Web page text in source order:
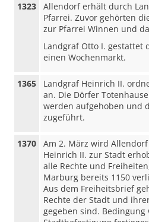
1323
Allendorf erhält durch
Pfarrei. Zuvor gehörten
zur Pfarrei Winnen und
Landgraf Otto I. gestattet
einen Wochenmarkt.
1365
Landgraf Heinrich II.
an. Die Dörfer
werden aufgehoben und
zugeführt.
1370
Am 2. März wird
Heinrich II. zur Stadt
alle Rechte und
Marburg bereits 1150
Aus dem Freiheitsbrief
Rechte der Stadt und
gegeben sind. Bedingung